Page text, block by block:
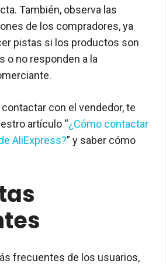
También, observa las
de los compradores, ya
pistas si los productos son
o no responden a la
con el vendedor, te
artículo “¿Cómo contactar
AliExpress?” y saber cómo
frecuentes de los usuarios,